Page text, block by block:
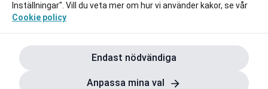
Inställningar". Vill du veta mer om hur vi använder kakor, se vår
Cookie policy
Endast nödvändiga
Anpassa mina val